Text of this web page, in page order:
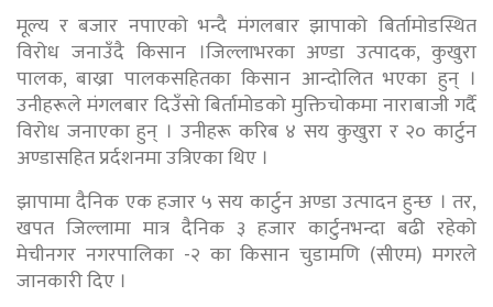
मूल्य र बजार नपाएको भन्दै मंगलबार झापाको बिर्तामोडस्थित
विरोध जनाउँदै किसान ।जिल्लाभरका अण्डा उत्पादक, कुखुरा
पालक, बाख्रा पालकसहितका किसान आन्दोलित भएका हुन् ।
उनीहरूले मंगलबार दिउँसो बिर्तामोडको मुक्तिचोकमा नाराबाजी गर्दै
विरोध जनाएका हुन् । उनीहरू करिब ४ सय कुखुरा र २० कार्टुन
अण्डासहित प्रर्दशनमा उत्रिएका थिए ।
झापामा दैनिक एक हजार ५ सय कार्टुन अण्डा उत्पादन हुन्छ । तर,
खपत जिल्लामा मात्र दैनिक ३ हजार कार्टुनभन्दा बढी रहेको
मेचीनगर नगरपालिका -२ का किसान चुडामणि (सीएम) मगरले
जानकारी दिए ।